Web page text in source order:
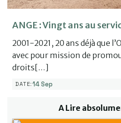
ANGE : Vingt ans au
2001-2021, 20 ans déjà que
avec pour mission de
droits[…]
DATE:14 Sep
A Lire